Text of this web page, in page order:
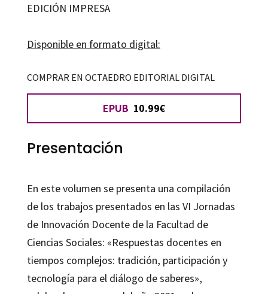
de
cambio
cantidad
EDICIÓN IMPRESA
Disponible en formato digital:
COMPRAR EN OCTAEDRO EDITORIAL DIGITAL
EPUB 10.99€
Presentación
En este volumen se presenta una compilación
de los trabajos presentados en las VI Jornadas
de Innovación Docente de la Facultad de
Ciencias Sociales: «Respuestas docentes en
tiempos complejos: tradición, participación y
tecnología para el diálogo de saberes»,